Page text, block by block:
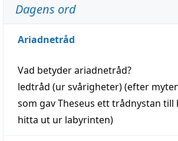
Dagens ord
Ariadnetråd
Vad betyderariadnetråd?
ledtråd (ur svårigheter) (efter
som gav Theseus ett trådnystan till
hitta ut ur labyrinten)